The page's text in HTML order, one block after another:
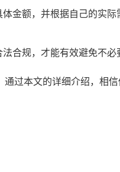
金额，并根据自己的实
合规，才能有效避免不必
过本文的详细介绍，相